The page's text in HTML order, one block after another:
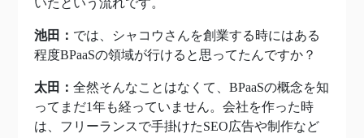
いたという流れです。
池田： では、シャコウさんを創業する時にはある
程度BPaaSの領域が行けると思ってたんですか？
太田： 全然そんなことはなくて、BPaaSの概念を知
ってまだ1年も経っていません。会社を作った時
は、フリーランスで手掛けたSEO広告や制作など